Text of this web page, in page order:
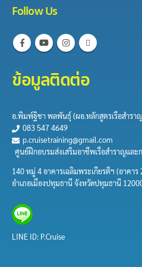
Follow Us
ข้อมูลติดต่อ
อ.พิมพ์ฐิชา พลพันธุ์​ (ผอ.หลักสูตร​เรือสำราญ
083 547 4649
p.cruisetraining@gmail.com
ศูนย์ฝึกอบรมส่งเสริมอาชีพเรือสำราญและ
140 หมู่ 4 อาคารเฉลิมพระเกียรติฯ (อาคา
อำเภอเมืองปทุมธานี จังหวัดปทุมธานี
LINE ID: P.Cruise